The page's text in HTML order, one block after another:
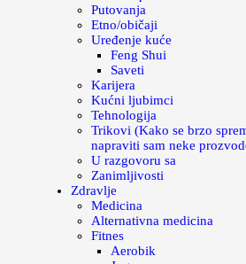
Putovanja
Etno/običaji
Uređenje kuće
Feng Shui
Saveti
Karijera
Kućni ljubimci
Tehnologija
Trikovi (Kako se brzo
napraviti sam neke
U razgovoru sa
Zanimljivosti
Zdravlje
Medicina
Alternativna medicina
Fitnes
Aerobik